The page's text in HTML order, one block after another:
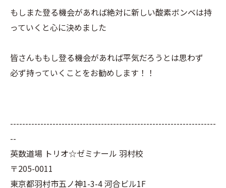
もしまた登る機会があれば絶対に新しい酸素ボンベは持
っていくと心に決めました
皆さんももし登る機会があれば平気だろうとは思わず
必ず持っていくことをお勧めします！！
--------------------------------------------------------------------
--
英数道場 トリオ☆ゼミナール 羽村校
〒205-0011
東京都羽村市五ノ神1-3-4 河合ビル1F